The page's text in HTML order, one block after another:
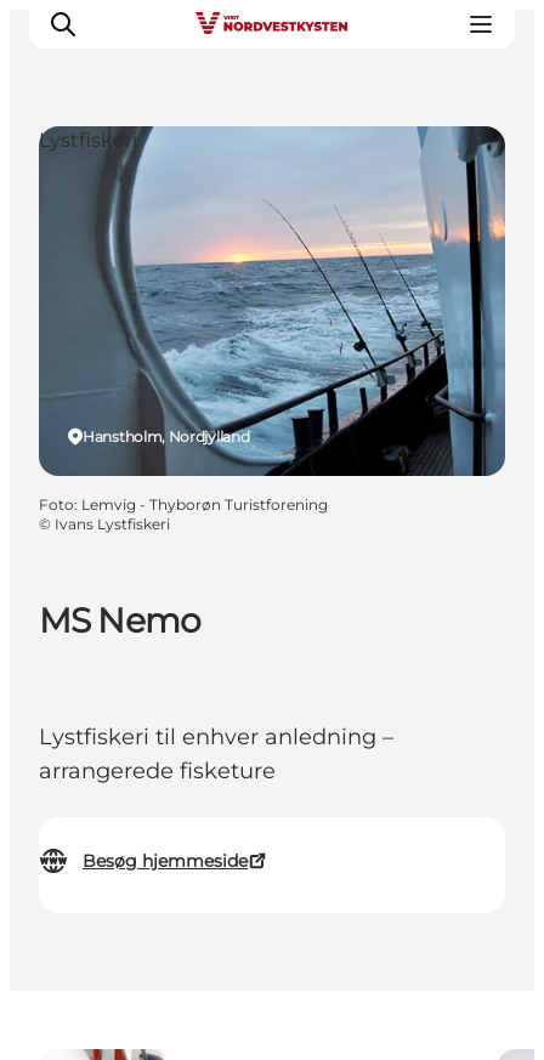
Feriesteder
Inspiration
Handicapvenlig ferie
Events
Overnatning
Planlæg din ferie
MS Nemo
Lystfiskeri til enhver anledning –
arrangerede fisketure
Besøg hjemmeside
Hanstholm, Nordjylland
Lystfiskeri
Foto: Lemvig - Thyborøn Turistforening
© Ivans Lystfiskeri